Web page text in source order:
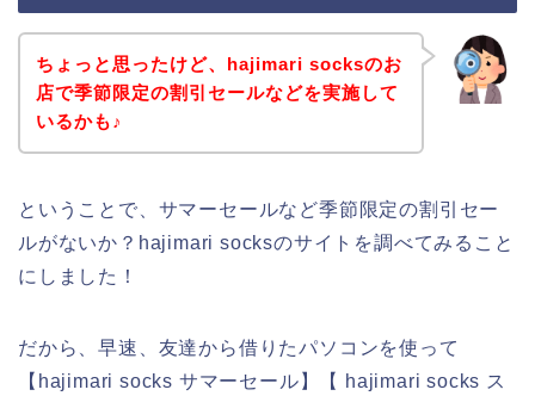
ちょっと思ったけど、hajimari socksのお
店で季節限定の割引セールなどを実施して
いるかも♪
ということで、サマーセールなど季節限定の割引セー
ルがないか？hajimari socksのサイトを調べてみること
にしました！
だから、早速、友達から借りたパソコンを使って
【hajimari socks サマーセール】【 hajimari socks ス